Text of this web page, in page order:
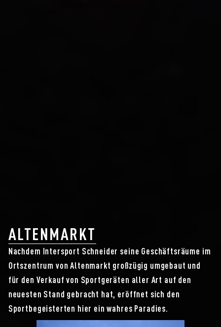
ALTENMARKT
Nachdem Intersport Schneider seine Geschäftsräume im
Ortszentrum von Altenmarkt großzügig umgebaut und
für den Verkauf von Sportgeräten aller Art auf den
neuesten Stand gebracht hat, eröffnet sich den
Sportbegeisterten hier ein wahres Paradies.